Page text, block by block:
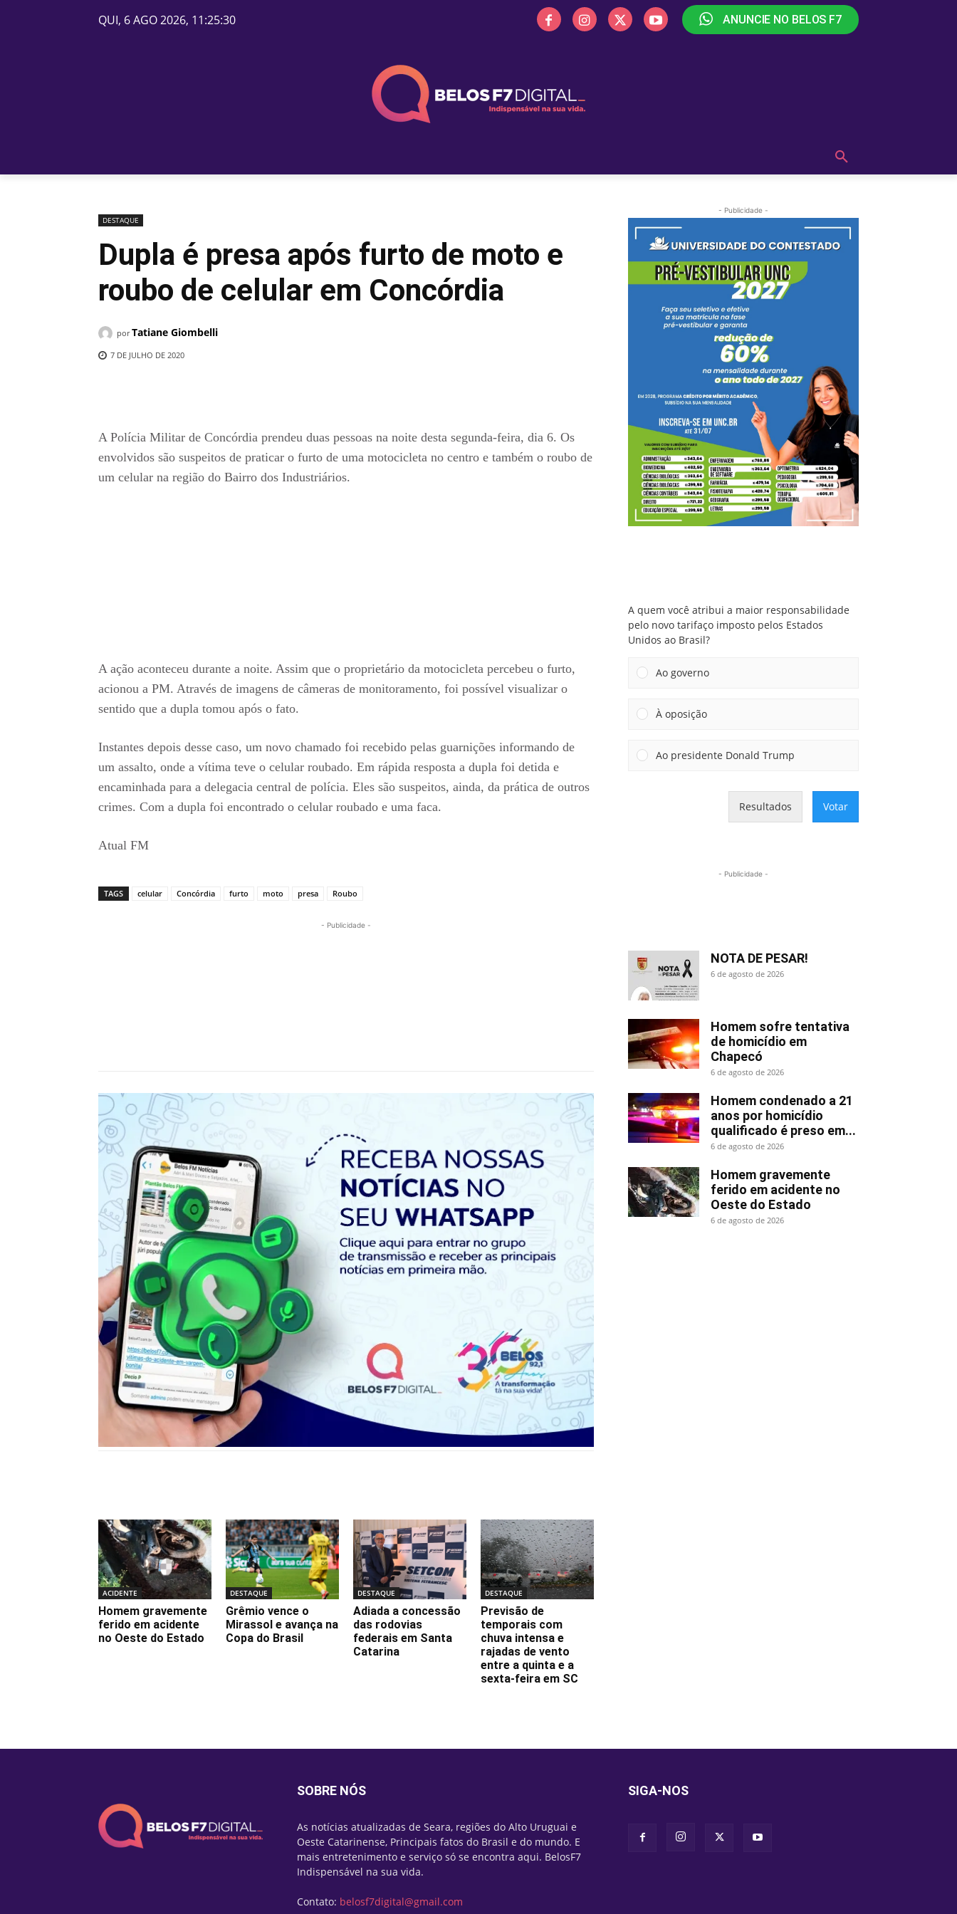
QUI, 6 AGO 2026, 11:25:30 ANUNCIE NO BELOS F7
DESTAQUE
Dupla é presa após furto de moto e
roubo de celular em Concórdia
por Tatiane Giombelli
7 DE JULHO DE 2020
A Polícia Militar de Concórdia prendeu duas pessoas na noite desta segunda-feira, dia 6. Os
envolvidos são suspeitos de praticar o furto de uma motocicleta no centro e também o roubo de
um celular na região do Bairro dos Industriários.
A ação aconteceu durante a noite. Assim que o proprietário da motocicleta percebeu o furto,
acionou a PM. Através de imagens de câmeras de monitoramento, foi possível visualizar o
sentido que a dupla tomou após o fato.
Instantes depois desse caso, um novo chamado foi recebido pelas guarnições informando de
um assalto, onde a vítima teve o celular roubado. Em rápida resposta a dupla foi detida e
encaminhada para a delegacia central de polícia. Eles são suspeitos, ainda, da prática de outros
crimes. Com a dupla foi encontrado o celular roubado e uma faca.
Atual FM
TAGS celular Concórdia furto moto presa Roubo
- Publicidade -
ACIDENTE
Homem gravemente
ferido em acidente
no Oeste do Estado
DESTAQUE
Grêmio vence o
Mirassol e avança na
Copa do Brasil
DESTAQUE
Adiada a concessão
das rodovias
federais em Santa
Catarina
DESTAQUE
Previsão de
temporais com
chuva intensa e
rajadas de vento
entre a quinta e a
sexta-feira em SC
- Publicidade -
A quem você atribui a maior responsabilidade
pelo novo tarifaço imposto pelos Estados
Unidos ao Brasil?
Ao governo
À oposição
Ao presidente Donald Trump
Resultados Votar
- Publicidade -
NOTA DE PESAR!
6 de agosto de 2026
Homem sofre tentativa
de homicídio em
Chapecó
6 de agosto de 2026
Homem condenado a 21
anos por homicídio
qualificado é preso em...
6 de agosto de 2026
Homem gravemente
ferido em acidente no
Oeste do Estado
6 de agosto de 2026
SOBRE NÓS
As notícias atualizadas de Seara, regiões do Alto Uruguai e
Oeste Catarinense, Principais fatos do Brasil e do mundo. E
mais entretenimento e serviço só se encontra aqui. BelosF7
Indispensável na sua vida.
Contato: belosf7digital@gmail.com
SIGA-NOS